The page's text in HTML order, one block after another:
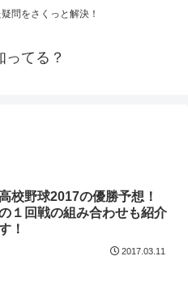
問をさくっと解決！
ってる？
校野球2017の優勝予想！
１回戦の組み合わせも紹介
！
2017.03.11